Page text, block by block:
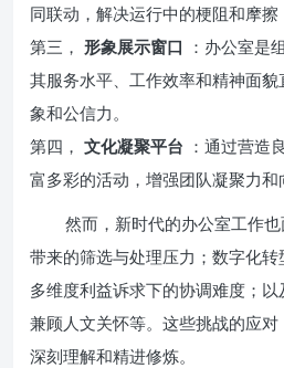
同联动，解决运行中的梗阻和摩擦
第三， 形象展示窗口 ：办公室是
其服务水平、工作效率和精神面
象和公信力。
第四， 文化凝聚平台 ：通过营造
富多彩的活动，增强团队凝聚力和
然而，新时代的办公室工作
带来的筛选与处理压力；数字化转
多维度利益诉求下的协调难度；
兼顾人文关怀等。这些挑战的应对
深刻理解和精进修炼。